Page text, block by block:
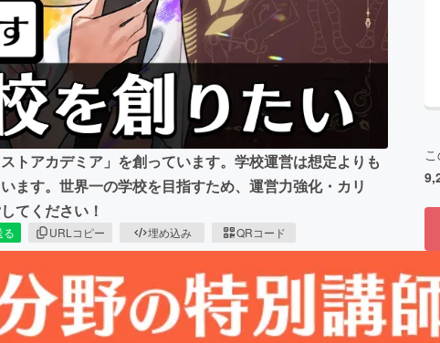
CAMPFIRE for Social Good
CAMPFIRE Creation
CAMPFIREふるさと納税
machi-yaコミュニティ
トアカデミア」を創っています。学校運営は想定よりも
ます。世界一の学校を目指すため、運営力強化・カリ
てください！
る URLコピー 埋め込み QRコード